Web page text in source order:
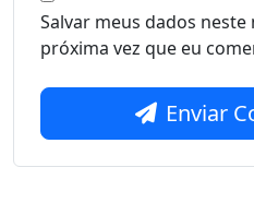
Salvar meus dados
próxima vez que eu
Enviar